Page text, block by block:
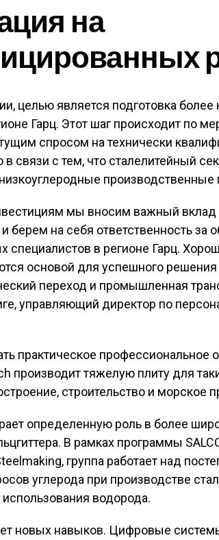
на
целью является подготовка
Гарц. Этот шаг происходит по
спросом на технически
в связи с тем, что сталелитейный
производственные
мы вносим важный
берем на себя ответственность за
специалистов в регионе Гарц.
основой для успешного
переход и промышленная
управляющий директор по
практическое профессиональное
производит тяжелую плиту для
строительство и морское
определенную роль в более
В рамках программы
группа работает над
углерода при производстве
водорода.
новых навыков. Цифровые